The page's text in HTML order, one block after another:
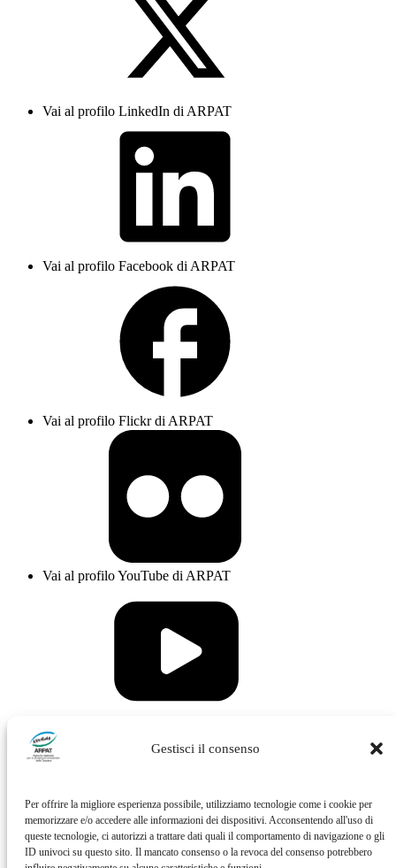
Gestisci il consenso
Per offrire la migliore esperienza possibile, utilizziamo tecnologie come i cookie per
memorizzare e/o accedere alle informazioni dei dispositivi. Acconsentendo all'uso di
queste tecnologie, ci autorizzi a trattare dati quali il comportamento di navigazione o gli
ID univoci su questo sito. Il mancato consenso o la revoca del consenso potrebbero
Vai al profilo LinkedIn di ARPAT
Vai al profilo Facebook di ARPAT
Vai al profilo Flickr di ARPAT
Vai al profilo YouTube di ARPAT
Vai al profilo Issuu di ARPAT